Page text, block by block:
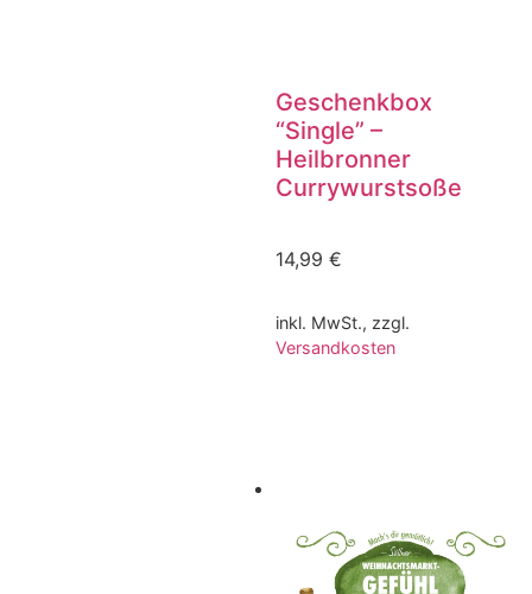
Geschenkbox
“Single” –
Heilbronner
Currywurstsoße
14,99 €
inkl. MwSt., zzgl.
Versandkosten